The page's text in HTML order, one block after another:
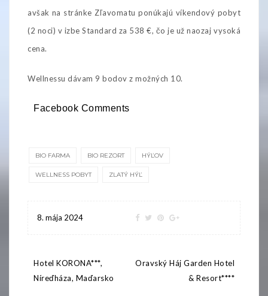
avšak na stránke Zľavomatu ponúkajú víkendový pobyt
(2 noci) v izbe Standard za 538 €, čo je už naozaj vysoká
cena.
Wellnessu dávam 9 bodov z možných 10.
Facebook Comments
BIO FARMA BIO REZORT HÝĽOV
WELLNESS POBYT ZLATÝ HÝĽ
8. mája 2024
Navigácia
v
Hotel KORONA***,
Níreďháza, Maďarsko
Oravský Háj Garden Hotel
& Resort****